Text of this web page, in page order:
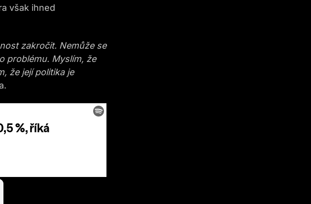
však ihned
zakročit. Nemůže se
problému. Myslím, že
že její politika je